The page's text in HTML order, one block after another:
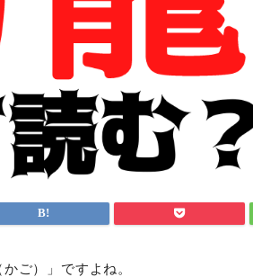
ご）」ですよね。